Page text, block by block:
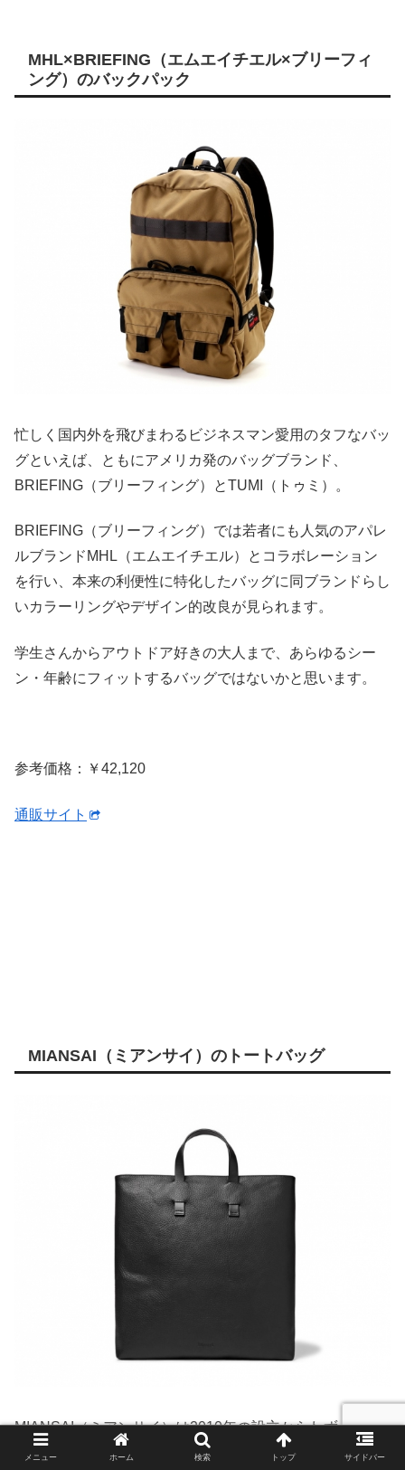
MHL×BRIEFING（エムエイチエル×ブリーフィ
ング）のバックパック
忙しく国内外を飛びまわるビジネスマン愛用のタフなバッ
グといえば、ともにアメリカ発のバッグブランド、
BRIEFING（ブリーフィング）とTUMI（トゥミ）。
BRIEFING（ブリーフィング）では若者にも人気のアパレ
ルブランドMHL（エムエイチエル）とコラボレーション
を行い、本来の利便性に特化したバッグに同ブランドらし
いカラーリングやデザイン的改良が見られます。
学生さんからアウトドア好きの大人まで、あらゆるシー
ン・年齢にフィットするバッグではないかと思います。
参考価格：￥42,120
通販サイト
MIANSAI（ミアンサイ）のトートバッグ
MIANSAI（ミアンサイ）は2010年の設立からわずか数年
で世界的に広まったアクセサリーおよびレザーグッズのブ
メニュー ホーム 検索 トップ サイドバー